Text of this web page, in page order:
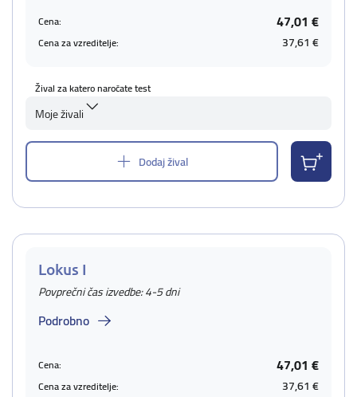
Cena: 47,01 €
Cena za vzreditelje: 37,61 €
Žival za katero naročate test
Moje živali
Dodaj žival
Lokus I
Povprečni čas izvedbe: 4-5 dni
Podrobno
Cena: 47,01 €
Cena za vzreditelje: 37,61 €